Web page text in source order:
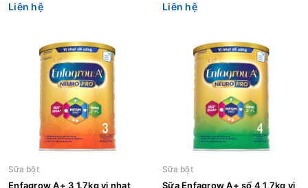
Liên hệ Liên hệ
Sữa bột
Enfagrow A+ 3 1.7kg vị nhạt
Sữa bột
Sữa Enfagrow A+ số 4 1,7kg vị